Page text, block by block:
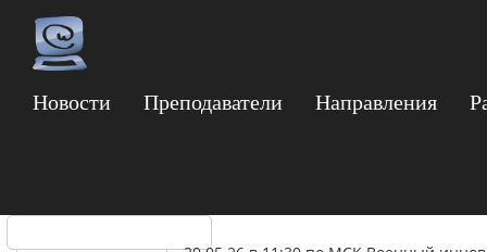
Новости Преподаватели Направления
Логин ВКС 29.05.2026